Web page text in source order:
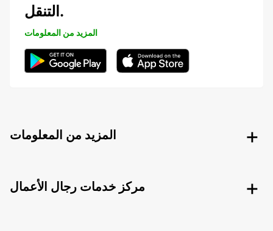
التنقل.
المزيد من المعلومات
المزيد من المعلومات
مركز خدمات رجال الأعمال